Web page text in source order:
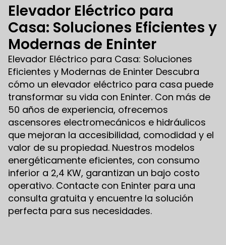
Elevador Eléctrico para
Casa: Soluciones Eficientes y
Modernas de Eninter
Elevador Eléctrico para Casa: Soluciones
Eficientes y Modernas de Eninter Descubra
cómo un elevador eléctrico para casa puede
transformar su vida con Eninter. Con más de
50 años de experiencia, ofrecemos
ascensores electromecánicos e hidráulicos
que mejoran la accesibilidad, comodidad y el
valor de su propiedad. Nuestros modelos
energéticamente eficientes, con consumo
inferior a 2,4 KW, garantizan un bajo costo
operativo. Contacte con Eninter para una
consulta gratuita y encuentre la solución
perfecta para sus necesidades.